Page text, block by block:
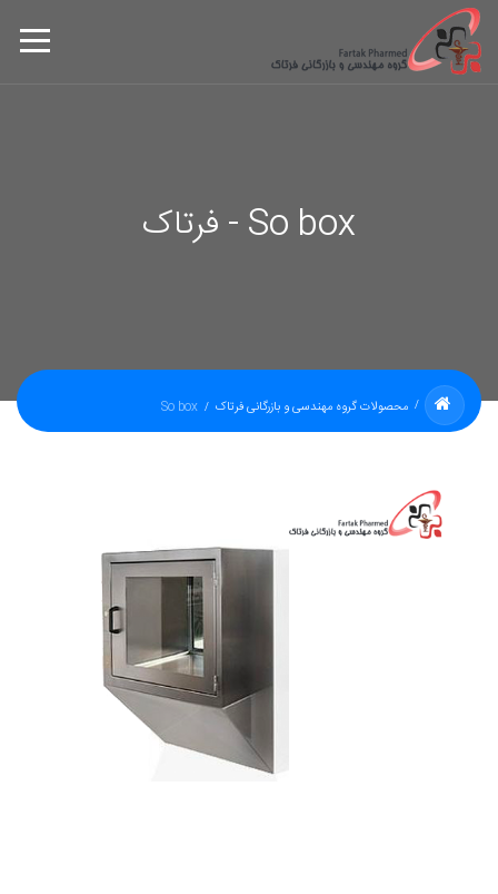
So box - فرتاک
محصولات گروه مهندسی و بازرگانی فرتاک So box